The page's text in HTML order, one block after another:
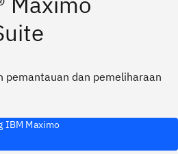
pemantauan dan pemeliharaan
IBM Maximo